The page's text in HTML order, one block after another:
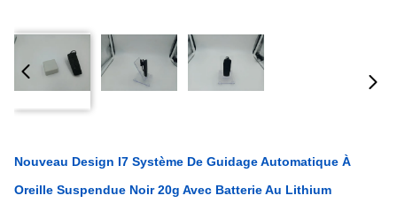
Nouveau Design I7 Système De Guidage Automatique À
Oreille Suspendue Noir 20g Avec Batterie Au Lithium